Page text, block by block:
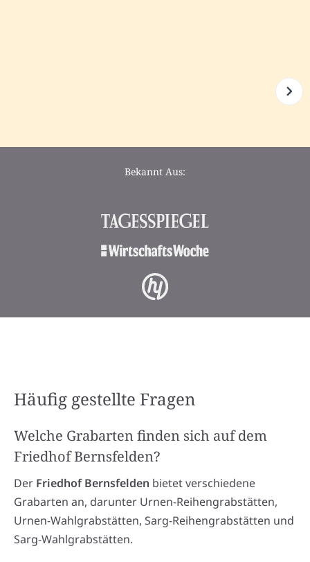
Bekannt Aus:
Häufig gestellte Fragen
Welche Grabarten finden sich auf dem
Friedhof Bernsfelden?
Der Friedhof Bernsfelden bietet verschiedene
Grabarten an, darunter Urnen-Reihengrabstätten,
Urnen-Wahlgrabstätten, Sarg-Reihengrabstätten und
Sarg-Wahlgrabstätten.